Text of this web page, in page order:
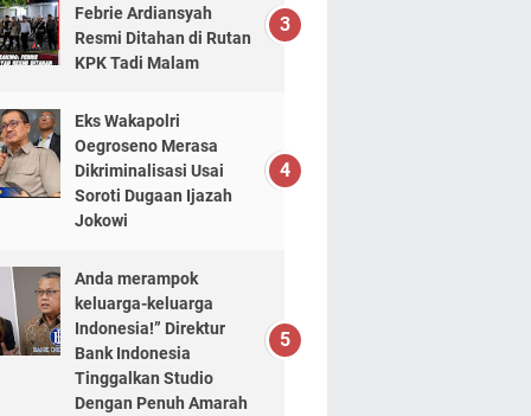
Febrie Ardiansyah
Resmi Ditahan di Rutan
KPK Tadi Malam
Eks Wakapolri
Oegroseno Merasa
Dikriminalisasi Usai
Soroti Dugaan Ijazah
Jokowi
Anda merampok
keluarga-keluarga
Indonesia!” Direktur
Bank Indonesia
Tinggalkan Studio
Dengan Penuh Amarah